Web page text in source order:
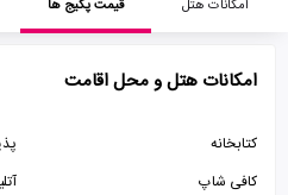
امکانات هتل قیمت پکیج ها
امکانات هتل و محل اقامت
کتابخانه
کافی شاپ